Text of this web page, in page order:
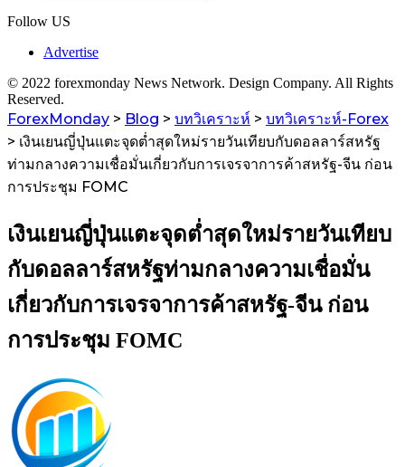
Follow US
Advertise
© 2022 forexmonday News Network. Design Company. All Rights
Reserved.
ForexMonday > Blog > บทวิเคราะห์ > บทวิเคราะห์-Forex
> เงินเยนญี่ปุ่นแตะจุดต่ำสุดใหม่รายวันเทียบกับดอลลาร์สหรัฐ
ท่ามกลางความเชื่อมั่นเกี่ยวกับการเจรจาการค้าสหรัฐ-จีน ก่อน
การประชุม FOMC
เงินเยนญี่ปุ่นแตะจุดต่ำสุดใหม่รายวันเทียบ
กับดอลลาร์สหรัฐท่ามกลางความเชื่อมั่น
เกี่ยวกับการเจรจาการค้าสหรัฐ-จีน ก่อน
การประชุม FOMC